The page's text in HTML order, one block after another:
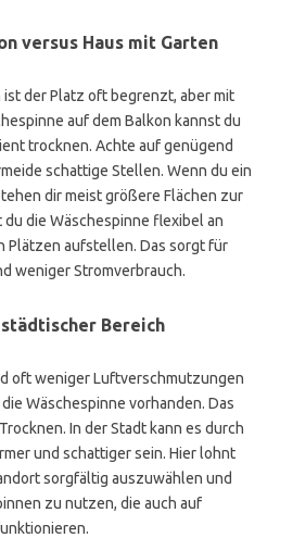
versus Haus mit Garten
ist der Platz oft begrenzt, aber mit
auf dem Balkon kannst du
trocknen. Achte auf genügend
schattige Stellen. Wenn du ein
dir meist größere Flächen zur
du die Wäschespinne flexibel an
Plätzen aufstellen. Das sorgt für
weniger Stromverbrauch.
Bereich
oft weniger Luftverschmutzungen
Wäschespinne vorhanden. Das
In der Stadt kann es durch
und schattiger sein. Hier lohnt
sorgfältig auszuwählen und
zu nutzen, die auch auf